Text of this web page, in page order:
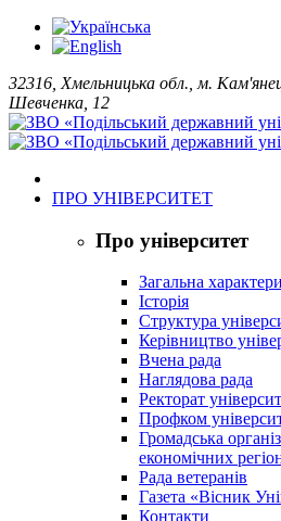
32316, Хмельницька обл., м.
Шевченка, 12
ПРО УНІВЕРСИТЕТ
Про університет
Загальна
Історія
Структура
Керівництво
Вчена рада
Наглядова рада
Ректорат
Профком
Громадська
економічних
Рада ветеранів
Газета «Вісник
Контакти